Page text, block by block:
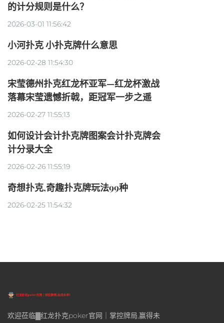
的计分规则是什么？
2026-03-01 11:56:42
小河扑克 小扑克牌什么意思
2026-02-28 11:54:30
宋莹德州扑克红龙杯亚军—红龙杯激战
落幕宋莹遗憾折戟，距冠军一步之遥
2026-02-27 11:55:13
如何设计会计扑克牌图案会计扑克牌会
计分录大全
2026-02-26 11:55:19
奇想扑克,奇趣扑克牌玩法99种
2026-02-25 11:54:32
欢迎莅临▓红龙扑克poker官网｜掌控牌局,赢得未